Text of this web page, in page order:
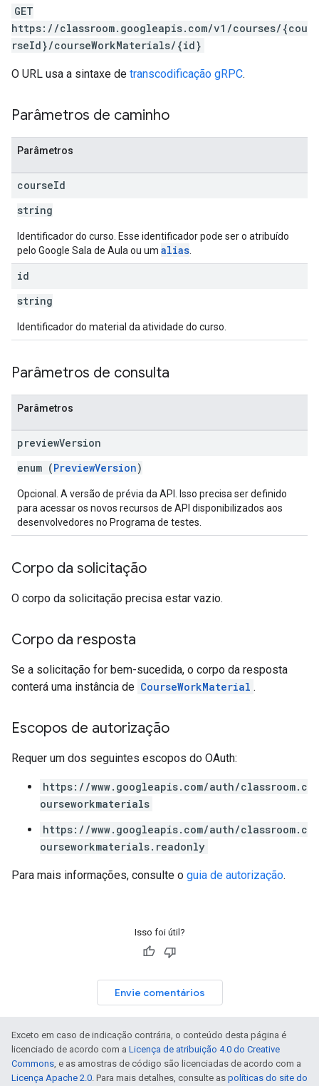
GET
https://classroom.googleapis.com/v1/courses/{cou
rseId}/courseWorkMaterials/{id}
O URL usa a sintaxe de transcodificação gRPC.
Parâmetros de caminho
Parâmetros
courseId
string
Identificador do curso. Esse identificador pode ser o atribuído
pelo Google Sala de Aula ou um alias
id
string
Identificador do material da atividade do curso.
Parâmetros de consulta
Parâmetros
previewVersion
enum (PreviewVersion)
Opcional. A versão de prévia da API. Isso precisa ser definido
para acessar os novos recursos de API disponibilizados aos
desenvolvedores no Programa de testes.
Corpo da solicitação
O corpo da solicitação precisa estar vazio.
Corpo da resposta
Se a solicitação for bem-sucedida, o corpo da resposta
conterá uma instância de CourseWorkMaterial .
Escopos de autorização
Requer um dos seguintes escopos do OAuth:
https://www.googleapis.com/auth/classroom.c
ourseworkmaterials
https://www.googleapis.com/auth/classroom.c
ourseworkmaterials.readonly
Para mais informações, consulte o guia de autorização.
Isso foi útil?
Envie comentários
Exceto em caso de indicação contrária, o conteúdo desta página é
licenciado de acordo com a Licença de atribuição 4.0 do Creative
Commons, e as amostras de código são licenciadas de acordo com a
Licença Apache 2.0. Para mais detalhes, consulte as políticas do site do